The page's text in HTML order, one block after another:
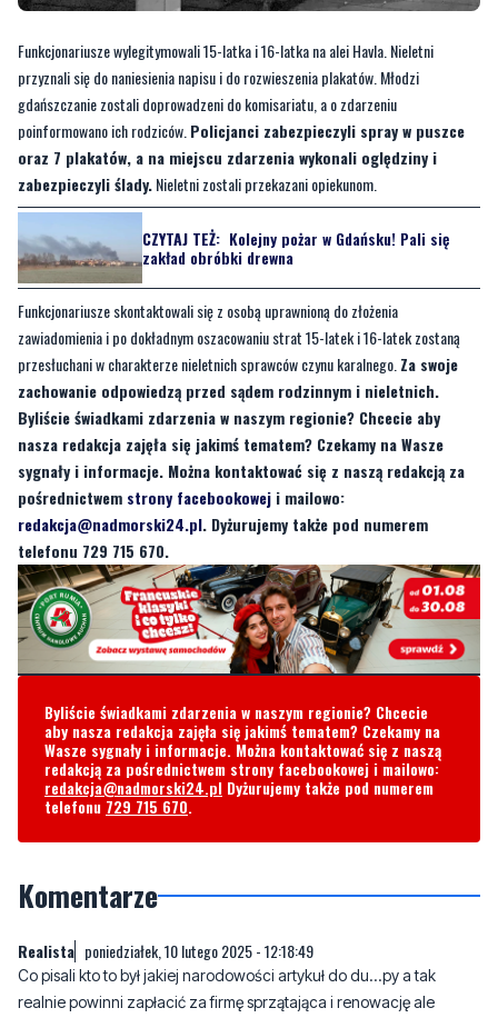
Funkcjonariusze wylegitymowali 15-latka i 16-latka na alei Havla. Nieletni
przyznali się do naniesienia napisu i do rozwieszenia plakatów. Młodzi
gdańszczanie zostali doprowadzeni do komisariatu, a o zdarzeniu
poinformowano ich rodziców.Policjanci zabezpieczyli spray w puszce
oraz 7 plakatów, a na miejscu zdarzenia wykonali oględziny i
zabezpieczyli ślady.Nieletni zostali przekazani opiekunom.
CZYTAJ TEŻ: Kolejny pożar w Gdańsku! Pali się
zakład obróbki drewna
Funkcjonariusze skontaktowali się z osobą uprawnioną do złożenia
zawiadomienia i po dokładnym oszacowaniu strat 15-latek i 16-latek zostaną
przesłuchani w charakterze nieletnich sprawców czynu karalnego.Za swoje
zachowanie odpowiedzą przed sądem rodzinnym i nieletnich.
Byliście świadkami zdarzenia w naszym regionie? Chcecie aby
nasza redakcja zajęła się jakimś tematem? Czekamy na Wasze
sygnały i informacje. Można kontaktować się z naszą redakcją za
pośrednictwem strony facebookowej i mailowo:
redakcja@nadmorski24.pl. Dyżurujemy także pod numerem
telefonu 729 715 670.
Byliście świadkami zdarzenia w naszym regionie? Chcecie
aby nasza redakcja zajęła się jakimś tematem? Czekamy na
Wasze sygnały i informacje. Można kontaktować się z naszą
redakcją za pośrednictwem strony facebookowej i mailowo:
redakcja@nadmorski24.pl Dyżurujemy także pod numerem
telefonu 729 715 670.
Komentarze
Realista poniedziałek, 10 lutego 2025 - 12:18:49
Co pisali kto to był jakiej narodowości artykuł do du...py a tak
realnie powinni zapłacić za firmę sprzątająca i renowację ale